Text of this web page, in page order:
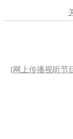
[网上传播视听节